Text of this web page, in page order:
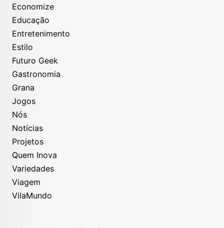
Economize
Educação
Entretenimento
Estilo
Futuro Geek
Gastronomia
Grana
Jogos
Nós
Notícias
Projetos
Quem Inova
Variedades
Viagem
VilaMundo